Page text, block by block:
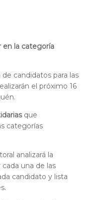
en la categoría
candidatos para las
el próximo 16
que
categorías
analizará la
una de las
candidato y lista